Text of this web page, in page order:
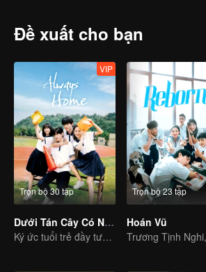
Đề xuất cho bạn
Trọn bộ 30 tập
VIP
Dưới Tán Cây Có Ngôi Nhà Mái Đỏ
Ký ức tuổi trẻ đầy tươi đẹp của thế hệ 9X
Trọn bộ 23 tập
Hoán Vũ